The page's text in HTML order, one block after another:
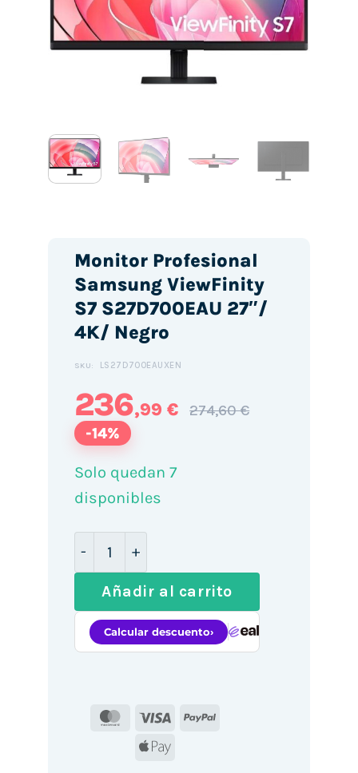
Monitor Profesional
Samsung ViewFinity
S7 S27D700EAU 27″/
4K/ Negro
SKU: LS27D700EAUXEN
236,99 € 274,60 €
-14%
Solo quedan 7
disponibles
Añadir al carrito
MasterCard
Visa
PayPal
Apple